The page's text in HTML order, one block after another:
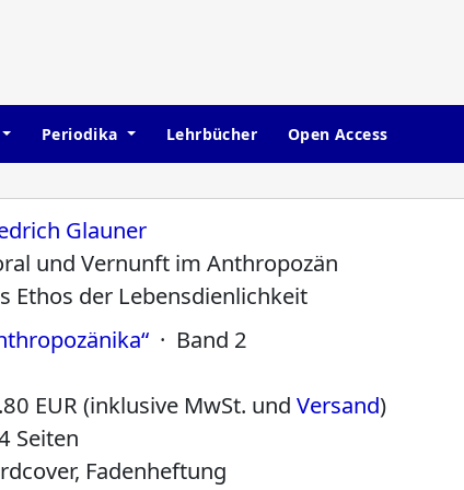
Periodika Lehrbücher Open Access
Glauner
und Vernunft im Anthropozän
Ethos der Lebensdienlichkeit
· Band 2
EUR (inklusive MwSt. undVersand)
Seiten
Fadenheftung